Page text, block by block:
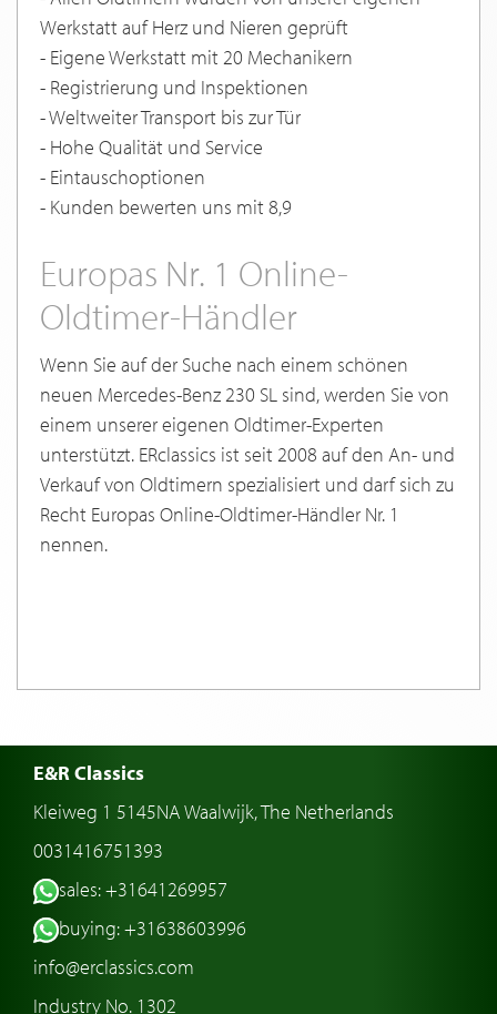
Werkstatt auf Herz und Nieren geprüft
- Eigene Werkstatt mit 20 Mechanikern
- Registrierung und Inspektionen
- Weltweiter Transport bis zur Tür
- Hohe Qualität und Service
- Eintauschoptionen
- Kunden bewerten uns mit 8,9
Europas Nr. 1 Online-
Oldtimer-Händler
Wenn Sie auf der Suche nach einem schönen
neuen Mercedes-Benz 230 SL sind, werden Sie von
einem unserer eigenen Oldtimer-Experten
unterstützt. ERclassics ist seit 2008 auf den An- und
Verkauf von Oldtimern spezialisiert und darf sich zu
Recht Europas Online-Oldtimer-Händler Nr. 1
nennen.
E&R Classics
Kleiweg 1 5145NA Waalwijk, The Netherlands
0031416751393
sales: +31641269957
buying: +31638603996
info@erclassics.com
Industry No. 1302